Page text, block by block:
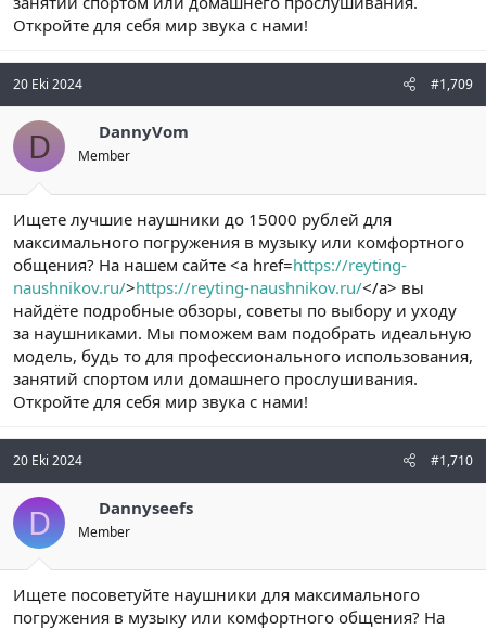
Откройте для себя мир звука с нами!
20 Eki 2024 #1,709
D DannyVom
Member
Ищете лучшие наушники до 15000 рублей для
максимального погружения в музыку или комфортного
общения? На нашем сайте <a href=https://reyting-
naushnikov.ru/>https://reyting-naushnikov.ru/</a> вы
найдёте подробные обзоры, советы по выбору и уходу
за наушниками. Мы поможем вам подобрать идеальную
модель, будь то для профессионального использования,
занятий спортом или домашнего прослушивания.
Откройте для себя мир звука с нами!
20 Eki 2024 #1,710
D Dannyseefs
Member
Ищете посоветуйте наушники для максимального
погружения в музыку или комфортного общения? На